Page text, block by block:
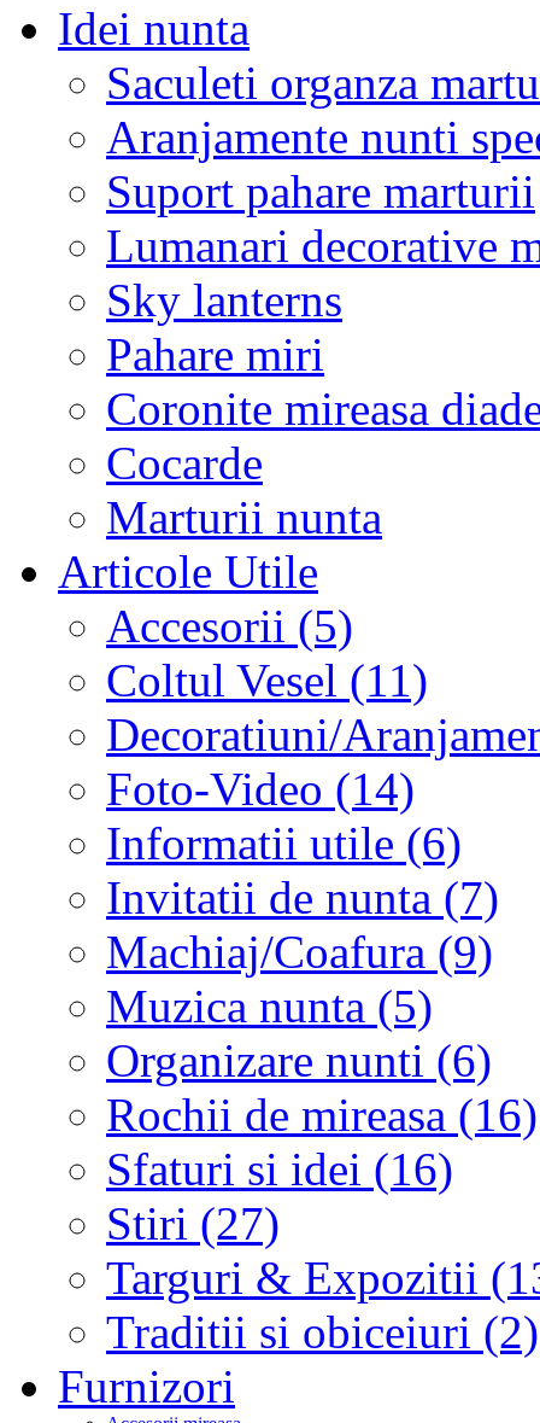
Idei nunta
Saculeti organza
Aranjamente nunti
Suport pahare marturii
Lumanari decorative
Sky lanterns
Pahare miri
Coronite mireasa
Cocarde
Marturii nunta
Articole Utile
Accesorii (5)
Coltul Vesel (11)
Decoratiuni/
Foto-Video (14)
Informatii utile (6)
Invitatii de nunta (7)
Machiaj/Coafura (9)
Muzica nunta (5)
Organizare nunti (6)
Rochii de mireasa (16)
Sfaturi si idei (16)
Stiri (27)
Targuri & Expozitii
Traditii si obiceiuri (2)
Furnizori